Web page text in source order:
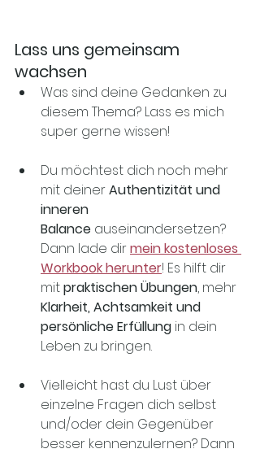
Lass uns gemeinsam
wachsen
Was sind deine Gedanken zu
diesem Thema? Lass es mich
super gerne wissen!
Du möchtest dich noch mehr
mit deiner Authentizität und
inneren
Balance auseinandersetzen?
Dann lade dir mein kostenloses
Workbook herunter! Es hilft dir
mit praktischen Übungen, mehr
Klarheit, Achtsamkeit und
persönliche Erfüllung in dein
Leben zu bringen.
Vielleicht hast du Lust über
einzelne Fragen dich selbst
und/oder dein Gegenüber
besser kennenzulernen? Dann